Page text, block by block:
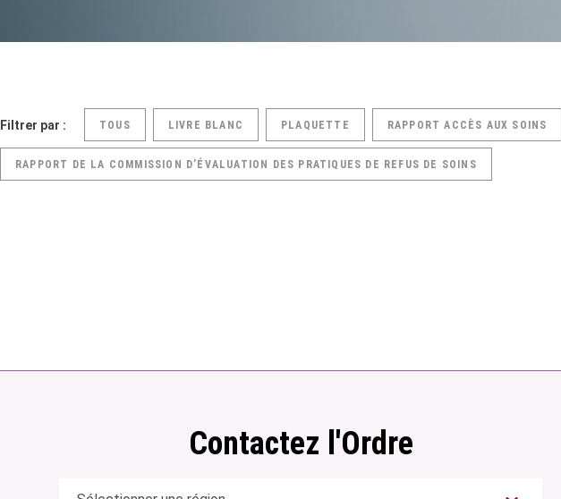
Filtrer par : TOUS LIVRE BLANC PLAQUETTE RAPPORT ACCÈS AUX SOINS
RAPPORT DE LA COMMISSION D’ÉVALUATION DES PRATIQUES DE REFUS DE SOINS
Contactez l'Ordre